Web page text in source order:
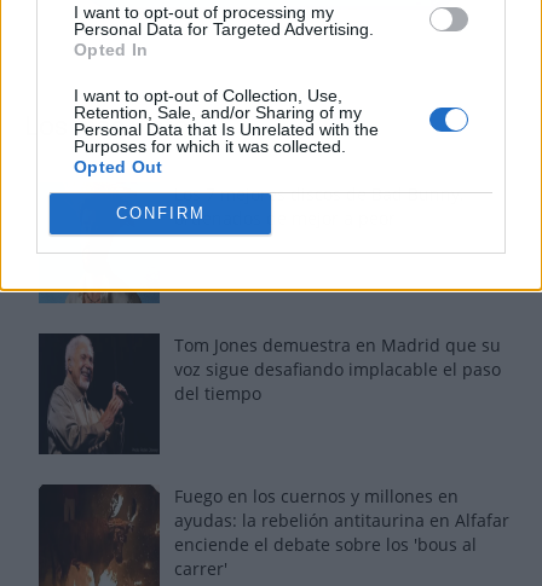
I want to opt-out of processing my
Personal Data for Targeted Advertising.
Opted In
I want to opt-out of Collection, Use,
Retention, Sale, and/or Sharing of my
Personal Data that Is Unrelated with the
Purposes for which it was collected.
Opted Out
CONFIRM
Los más vistos
Los 7 mejores discos de Bad Bunny,
ordenados de mejor a peor
Tom Jones demuestra en Madrid que su
voz sigue desafiando implacable el paso
del tiempo
Fuego en los cuernos y millones en
ayudas: la rebelión antitaurina en Alfafar
enciende el debate sobre los 'bous al
carrer'